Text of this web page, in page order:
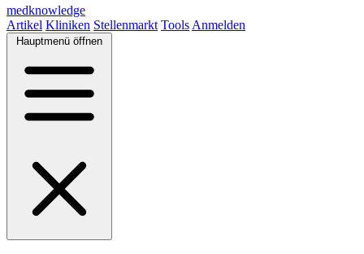
medknowledge
Artikel Kliniken Stellenmarkt Tools Anmelden
Hauptmenü öffnen